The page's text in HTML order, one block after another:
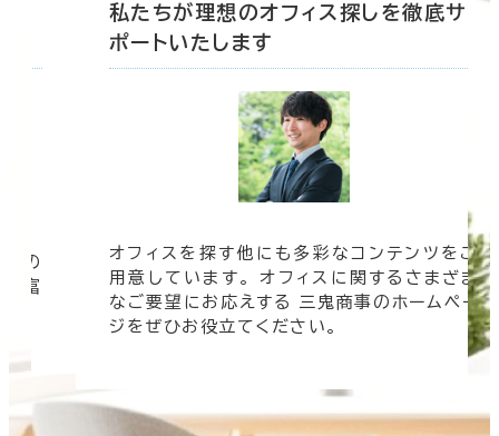
の
豊富
私たちが理想のオフィス探しを徹底サ
ポートいたします
オフィスを探す他にも多彩なコンテンツをご
用意しています。 オフィスに関するさまざま
なご要望にお応えする 三鬼商事のホームペー
ジをぜひお役立てください。